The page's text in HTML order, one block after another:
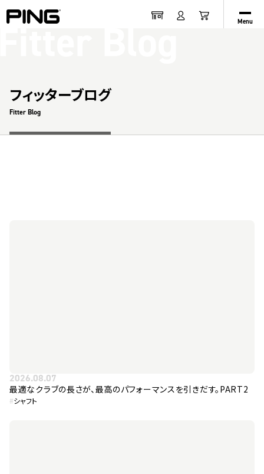
Menu
Blog
フィッターブログ
Fitter Blog
2026.08.07
最適なクラブの長さが、最高のパフォーマンスを引きだす。PART2
#シャフト